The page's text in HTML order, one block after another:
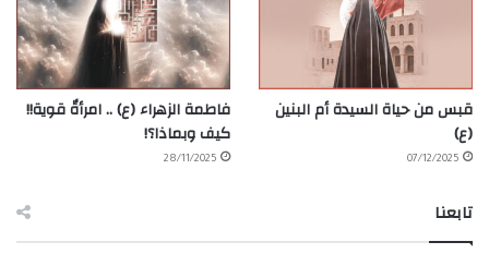
قبس من حياة السيدة أم البنين
(ع)
07/12/2025
فاطمة الزهراء (ع) .. امرأةٌ قوية!!
كيف وبماذا؟!
28/11/2025
تابعنا